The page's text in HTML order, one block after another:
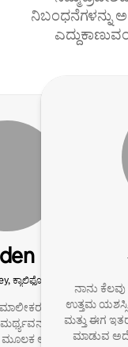
ನಿಬಂಧನೆಗಳನ್ನು
ಕ್ಯಾಲಿಫೋರ್ನಿಯಾ
ತಮ್ಮ ಅಲ್ಪಾವಧಿಯ
ವೈಯಕ್ತೀಕರಿಸಿದ,
ಮೂಲಕ ಅನ್‌ಲಾಕ್ ಮಾಡಲು
ನಾನು
ಉತ್ತಮ
ಮತ್ತು ಈಗ
ಮಾಡುವ